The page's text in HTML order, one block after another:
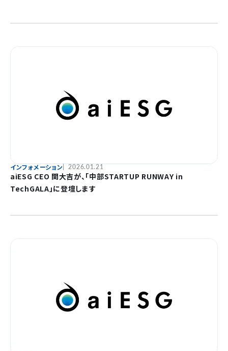
インフォメーション 2026.01.21
aiESG CEO 関大吉が、「中部STARTUP RUNWAY in
TechGALA」に登壇します